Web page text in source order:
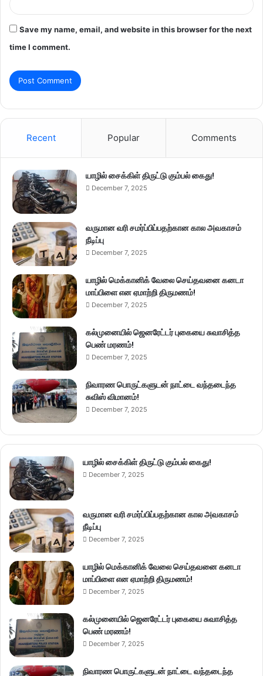
Save my name, email, and website in this browser for the next
time I comment.
Recent Popular Comments
யாழில் சைக்கிள் திருட்டு கும்பல் கைது!
December 7, 2025
வருமான வரி சமர்ப்பிப்பதற்கான கால அவகாசம்
நீடிப்பு
December 7, 2025
யாழில் மெக்கானிக் வேலை செய்தவனை கனடா
மாப்பிளை என ஏமாற்றி திருமணம்!
December 7, 2025
கல்முனையில் ஜெனரேட்டர் புகையை சுவாசித்த
பெண் மரணம்!
December 7, 2025
நிவாரண பொருட்களுடன் நாட்டை வந்தடைந்த
சுவிஸ் விமானம்!
December 7, 2025
யாழில் சைக்கிள் திருட்டு கும்பல் கைது!
December 7, 2025
வருமான வரி சமர்ப்பிப்பதற்கான கால அவகாசம்
நீடிப்பு
December 7, 2025
யாழில் மெக்கானிக் வேலை செய்தவனை கனடா
மாப்பிளை என ஏமாற்றி திருமணம்!
December 7, 2025
கல்முனையில் ஜெனரேட்டர் புகையை சுவாசித்த
பெண் மரணம்!
December 7, 2025
நிவாரண பொருட்களுடன் நாட்டை வந்தடைந்த